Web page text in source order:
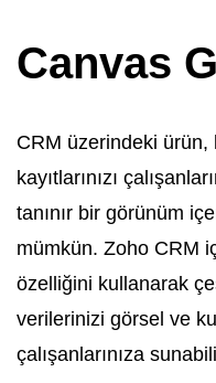
Canvas
CRM üzerindeki ürün,
kayıtlarınızı
tanınır bir görünüm
mümkün. Zoho CRM
özelliğini kullanarak
verilerinizi görsel ve
çalışanlarınıza